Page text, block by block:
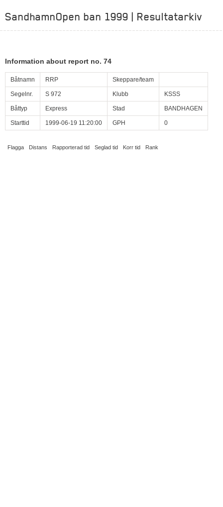
SandhamnOpen ban 1999 | Resultatarkiv
Information about report no. 74
Båtnamn RRP Skeppare/team
Segelnr. S 972 Klubb KSSS
Båttyp Express Stad BANDHAGEN
Starttid 1999-06-19 11:20:00 GPH 0
Flagga Distans Rapporterad tid Seglad tid Korr tid Rank